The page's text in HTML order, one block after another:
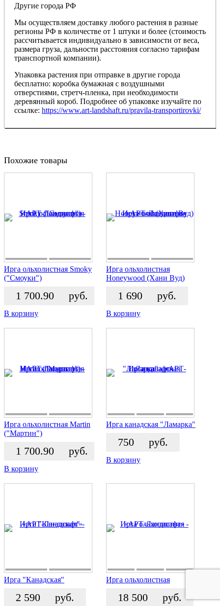
Другие города РФ
Мы осуществляем доставку любого растения в разные
регионы РФ в количестве от 1 штуки и более (стоимость
рассчитывается индивидуально в зависимости от веса,
размера груза, дальности расстояния согласно тарифам
транспортной компании).
Упаковка растения при отправке в другие города
бесплатно: коробка бумажная с воздушными
отверстиями, стретч-пленка, при необходимости
деревянный короб. Подробнее об упаковке изучайте по
ссылке: https://www.art-landshaft.ru/pravila-transportirovki/
Похожие товары
Ирга ольхолистная Smoky
("Смоуки")
1 700.90 руб.
В корзину
Ирга ольхолистная
Honeywood (Хани Вуд)
1 690 руб.
В корзину
Ирга ольхолистная Martin
("Мартин")
1 700.90 руб.
В корзину
Ирга канадская "Ламарка"
750 руб.
В корзину
Ирга "Канадская"
2 590 руб.
Ирга ольхолистная
18 500 руб.